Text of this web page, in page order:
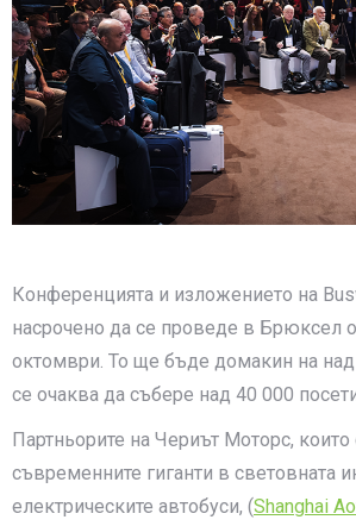
Конференцията и изложението на
насрочено да се проведе в Брюксел
октомври. То ще бъде домакин на
се очаква да събере над 40 000
Партньорите на Чериът Моторс, които
съвременните гиганти в световната
електрическите автобуси, (Shanghai